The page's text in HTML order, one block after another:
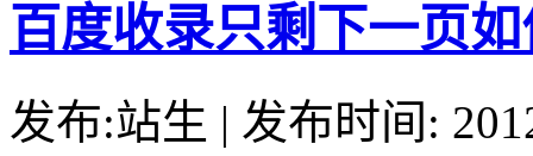
百度收录只剩下一页
发布:站生 | 发布时间: